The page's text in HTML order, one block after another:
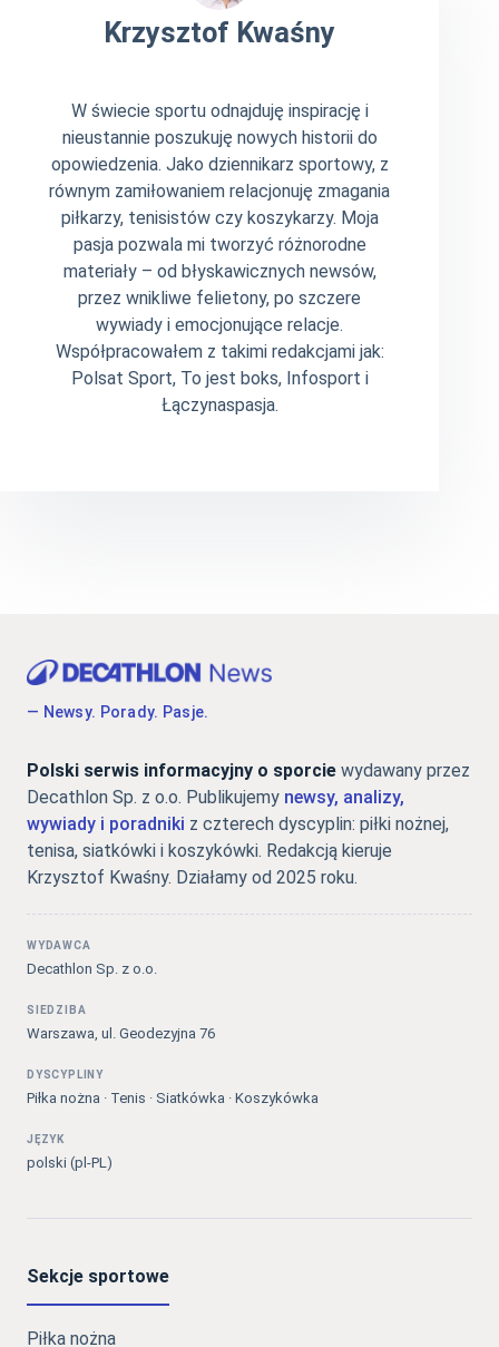
Krzysztof Kwaśny
W świecie sportu odnajduję inspirację i
nieustannie poszukuję nowych historii do
opowiedzenia. Jako dziennikarz sportowy, z
równym zamiłowaniem relacjonuję zmagania
piłkarzy, tenisistów czy koszykarzy. Moja
pasja pozwala mi tworzyć różnorodne
materiały – od błyskawicznych newsów,
przez wnikliwe felietony, po szczere
wywiady i emocjonujące relacje.
Współpracowałem z takimi redakcjami jak:
Polsat Sport, To jest boks, Infosport i
Łączynaspasja.
— Newsy. Porady. Pasje.
Polski serwis informacyjny o sporcie wydawany przez
Decathlon Sp. z o.o. Publikujemy newsy, analizy,
wywiady i poradniki z czterech dyscyplin: piłki nożnej,
tenisa, siatkówki i koszykówki. Redakcją kieruje
Krzysztof Kwaśny. Działamy od 2025 roku.
WYDAWCA
Decathlon Sp. z o.o.
SIEDZIBA
Warszawa, ul. Geodezyjna 76
DYSCYPLINY
Piłka nożna · Tenis · Siatkówka · Koszykówka
JĘZYK
polski (pl-PL)
Sekcje sportowe
Piłka nożna